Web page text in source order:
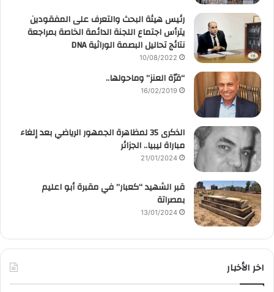
رئيس هيئة البحث والتعرف على المفقودين
يترأس اجتماع اللجنة الدائمة الخاصة بمراجعة
نتائج تحاليل البصمة الوراثية DNA
10/08/2022
“قرّة العنز” وماحولها..
16/02/2019
الذكرى 35 لمظاهرة الجمهور الرياضي بعد إلغاء
مباراة ليبيا.. الجزائر
21/01/2024
قبر الشهيد “كعبار” في مقبرة أبو اعليم
بمصراتة
13/01/2024
اخر الأخبار